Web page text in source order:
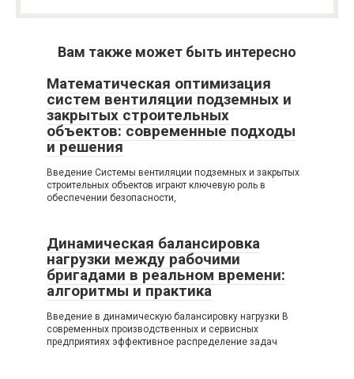
Вам также может быть интересно
Математическая оптимизация
систем вентиляции подземных и
закрытых строительных
объектов: современные подходы
и решения
Введение Системы вентиляции подземных и закрытых
строительных объектов играют ключевую роль в
обеспечении безопасности,
Динамическая балансировка
нагрузки между рабочими
бригадами в реальном времени:
алгоритмы и практика
Введение в динамическую балансировку нагрузки В
современных производственных и сервисных
предприятиях эффективное распределение задач